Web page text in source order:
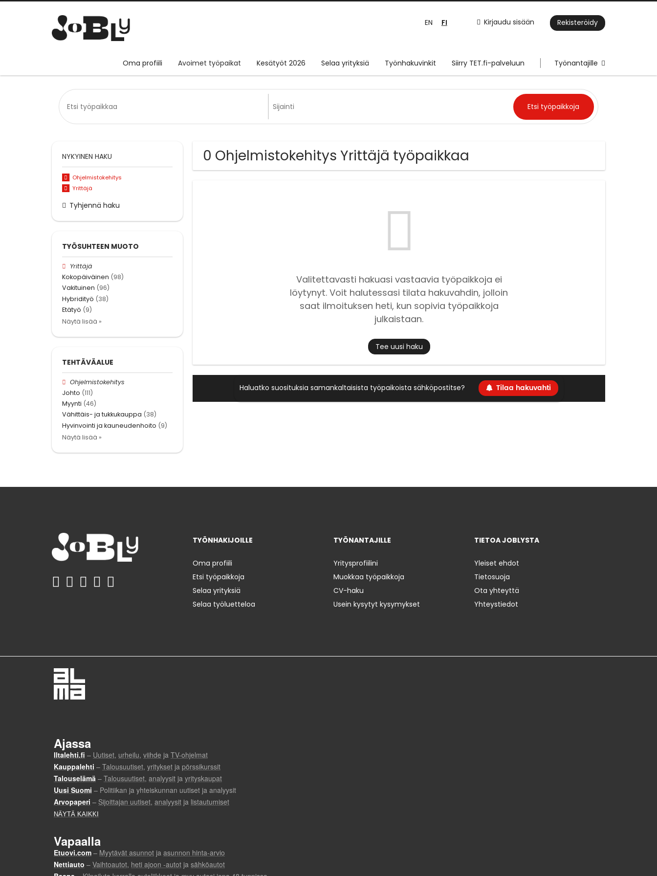
Kirjaudu sisään Rekisteröidy
EN FI
Oma profiili Avoimet työpaikat Kesätyöt 2026 Selaa yrityksiä Työnhakuvinkit Siirry TET.fi-palveluun Työnantajille
0 Ohjelmistokehitys Yrittäjä työpaikkaa
Valitettavasti hakuasi vastaavia työpaikkoja ei
löytynyt. Voit halutessasi tilata hakuvahdin, jolloin
saat ilmoituksen heti, kun sopivia työpaikkoja
julkaistaan.
Tee uusi haku
Haluatko suosituksia samankaltaisista työpaikoista sähköpostitse? Tilaa hakuvahti
NYKYINEN HAKU
Ohjelmistokehitys
Yrittäjä
Tyhjennä haku
TYÖSUHTEEN MUOTO
Yrittäjä
Kokopäiväinen (98)
Vakituinen (96)
Hybridityö (38)
Etätyö (9)
Näytä lisää »
TEHTÄVÄALUE
Ohjelmistokehitys
Johto (111)
Myynti (46)
Vähittäis- ja tukkukauppa (38)
Hyvinvointi ja kauneudenhoito (9)
Näytä lisää »
TYÖNHAKIJOILLE
Oma profiili
Etsi työpaikkoja
Selaa yrityksiä
Selaa työluetteloa
TYÖNANTAJILLE
Yritysprofiilini
Muokkaa työpaikkoja
CV-haku
Usein kysytyt kysymykset
TIETOA JOBLYSTA
Yleiset ehdot
Tietosuoja
Ota yhteyttä
Yhteystiedot